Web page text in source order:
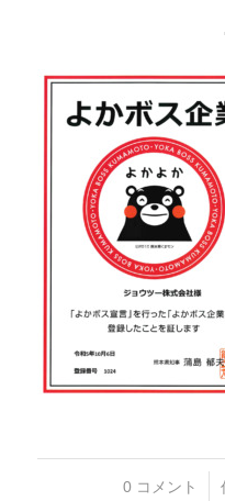
0 コメント
/